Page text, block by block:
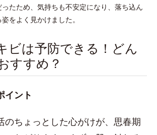
ったため、気持ちも不安定になり、落ち込ん
をよく見かけました。
ビは予防できる！どん
すすめ？
イント
のちょっとした心がけが、思春期